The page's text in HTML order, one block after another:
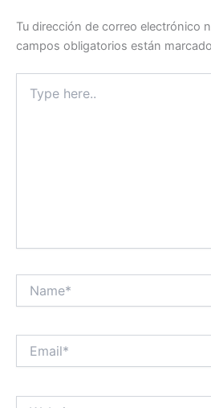
Tu dirección de correo electrónico
campos obligatorios están
here..